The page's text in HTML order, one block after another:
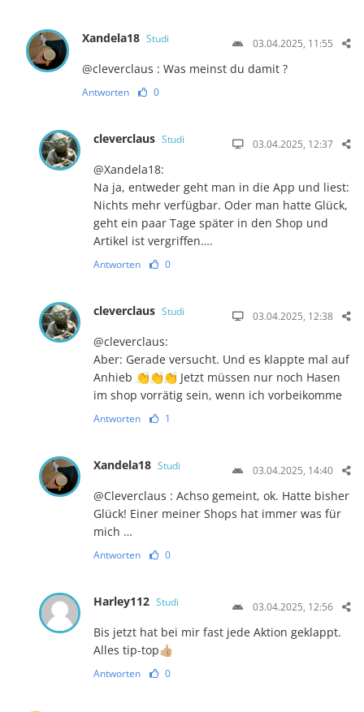
Xandela18 Studi 03.04.2025, 11:55
@cleverclaus : Was meinst du damit ?
Antworten 0
cleverclaus Studi 03.04.2025, 12:37
@Xandela18:
Na ja, entweder geht man in die App und liest:
Nichts mehr verfügbar. Oder man hatte Glück,
geht ein paar Tage später in den Shop und
Artikel ist vergriffen….
Antworten 0
cleverclaus Studi 03.04.2025, 12:38
@cleverclaus:
Aber: Gerade versucht. Und es klappte mal auf
Anhieb 👏👏👏 Jetzt müssen nur noch Hasen
im shop vorrätig sein, wenn ich vorbeikomme
Antworten 1
Xandela18 Studi 03.04.2025, 14:40
@Cleverclaus : Achso gemeint, ok. Hatte bisher
Glück! Einer meiner Shops hat immer was für
mich …
Antworten 0
Harley112 Studi 03.04.2025, 12:56
Bis jetzt hat bei mir fast jede Aktion geklappt.
Alles tip-top👍🏼
Antworten 0